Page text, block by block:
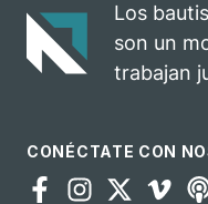
Los
son un
trabajan
CONÉCTATE CON